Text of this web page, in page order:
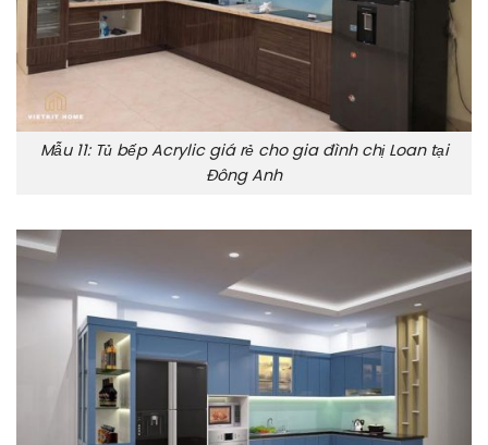
Mẫu 11: Tủ bếp Acrylic giá rẻ cho gia đình chị Loan tại
Đông Anh